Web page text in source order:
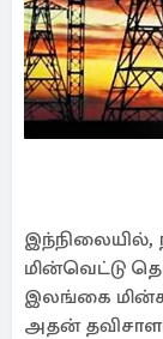
இந்நிலையில்,
மின்வெட்டு
இலங்கை
அதன் தவிசாளர்